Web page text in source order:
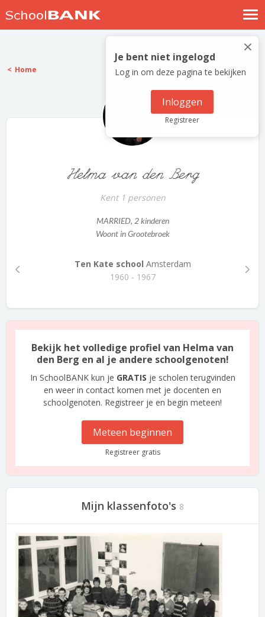
Nostalgische verhalen
Log in
Meld je gratis aan
×
Je bent niet ingelogd
Log in om deze pagina te bekijken
Inloggen
Registreer
Home
Helma van den Berg
Kent 1 personen
MARRIED, 2 kinderen
Woont in Grootebroek
Ten Kate school Amsterdam
1960 - 1967
Bekijk het volledige profiel van Helma van
den Berg en al je andere schoolgenoten!
In SchoolBANK kun je GRATIS je scholen terugvinden
en weer in contact komen met je docenten en
schoolgenoten. Registreer je en begin meteen!
Meteen beginnen
Registreer gratis
Mijn klassenfoto's 8